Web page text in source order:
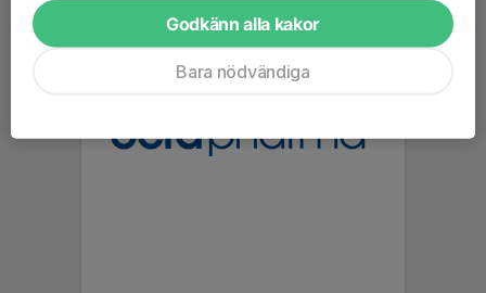
Godkänn alla kakor
Bara nödvändiga